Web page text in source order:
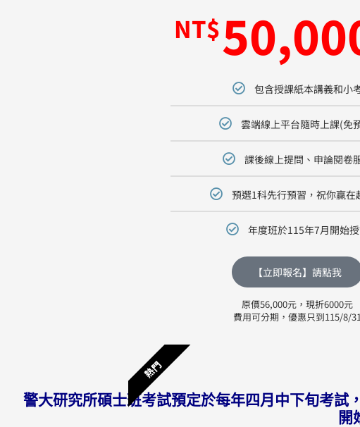
NT$
包含授課紙本講義和小
雲端線上平台隨時上課(免
課後線上提問、申論閱卷
預選1科先行預習，祝你贏在
年度班於115年7月開始
【立即報名】請點我
原價56,000元，現折6000元
費用可分期，優惠只到115/8/
熱門
警大研究所碩士班考試預定於每年四月中下旬考試
開